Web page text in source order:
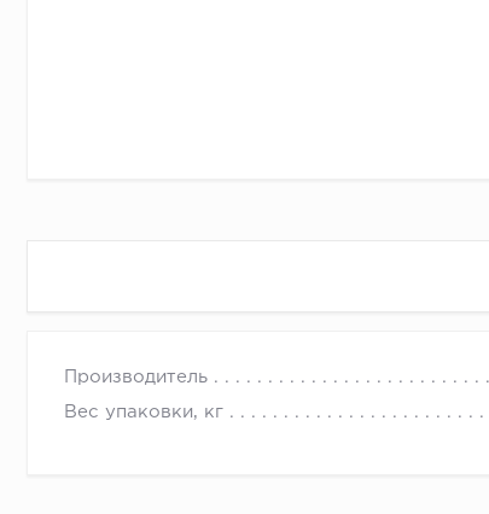
Производитель
Вес упаковки, кг